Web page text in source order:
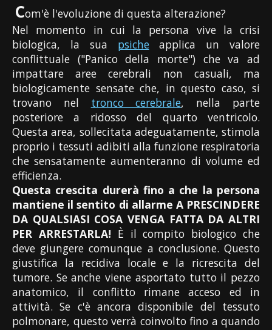
Com'è l'evoluzione di questa alterazione?
Nel momento in cui la persona vive la crisi
biologica, la sua psicheapplica un valore
conflittuale ("Panico della morte") che va ad
impattare aree cerebrali non casuali, ma
biologicamente sensate che, in questo caso, si
trovano nel tronco cerebrale, nella parte
posteriore a ridosso del quarto ventricolo.
Questa area, sollecitata adeguatamente, stimola
proprio i tessuti adibiti alla funzione respiratoria
che sensatamente aumenteranno di volume ed
efficienza.
Questa crescita durerà fino a che la persona
mantiene il sentito di allarme A PRESCINDERE
DA QUALSIASI COSA VENGA FATTA DA ALTRI
PER ARRESTARLA! È il compito biologico che
deve giungere comunque a conclusione. Questo
giustifica la recidiva locale e la ricrescita del
tumore. Se anche viene asportato tutto il pezzo
anatomico, il conflitto rimane acceso ed in
attività. Se c'è ancora disponibile del tessuto
polmonare, questo verrà coinvolto fino a quando